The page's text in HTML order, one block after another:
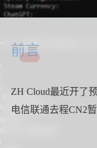
香港
美洲
关于我
友情链接
前言
ZH Cloud最近开了
电信联通去程CN2